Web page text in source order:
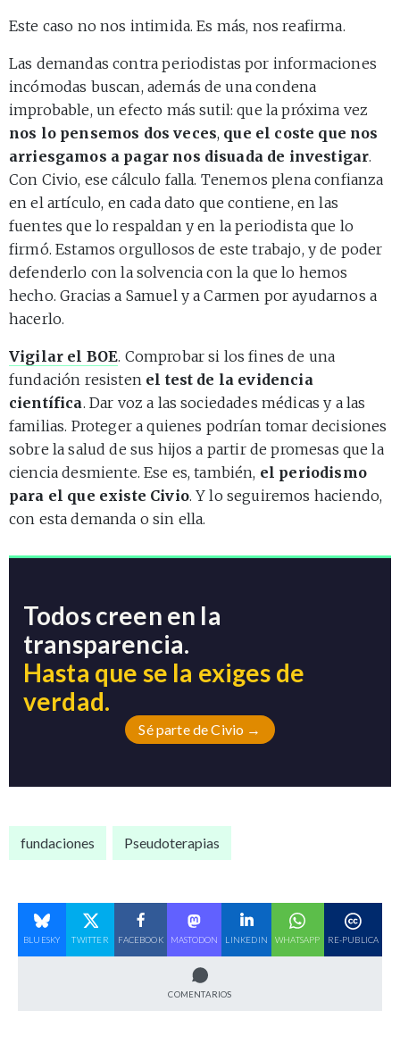
Este caso no nos intimida. Es más, nos reafirma.
Las demandas contra periodistas por informaciones
incómodas buscan, además de una condena
improbable, un efecto más sutil: que la próxima vez
nos lo pensemos dos veces, que el coste que nos
arriesgamos a pagar nos disuada de investigar.
Con Civio, ese cálculo falla. Tenemos plena confianza
en el artículo, en cada dato que contiene, en las
fuentes que lo respaldan y en la periodista que lo
firmó. Estamos orgullosos de este trabajo, y de poder
defenderlo con la solvencia con la que lo hemos
hecho. Gracias a Samuel y a Carmen por ayudarnos a
hacerlo.
Vigilar el BOE. Comprobar si los fines de una
fundación resisten el test de la evidencia
científica. Dar voz a las sociedades médicas y a las
familias. Proteger a quienes podrían tomar decisiones
sobre la salud de sus hijos a partir de promesas que la
ciencia desmiente. Ese es, también, el periodismo
para el que existe Civio. Y lo seguiremos haciendo,
con esta demanda o sin ella.
Todos creen en la
transparencia.
Hasta que se la exiges de
verdad.
Sé parte de Civio →
fundaciones Pseudoterapias
BLUESKY TWITTER FACEBOOK MASTODON LINKEDIN WHATSAPP RE-PUBLICA
COMENTARIOS